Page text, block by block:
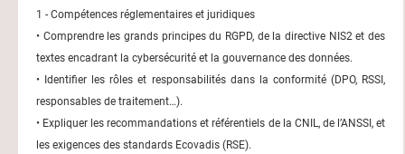
1 - Compétences réglementaires et juridiques
• Comprendre les grands principes du RGPD, de la directive NIS2 et des
textes encadrant la cybersécurité et la gouvernance des données.
• Identifier les rôles et responsabilités dans la conformité (DPO, RSSI,
responsables de traitement…).
• Expliquer les recommandations et référentiels de la CNIL, de l’ANSSI, et
les exigences des standards Ecovadis (RSE).